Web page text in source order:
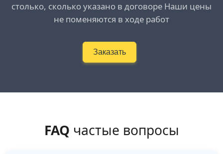
столько, сколько указано в договоре Наши цены
не поменяются в ходе работ
Заказать
FAQ частые вопросы